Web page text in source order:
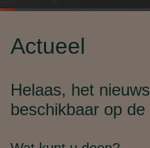
Actueel
Helaas, het
beschikbaar op de